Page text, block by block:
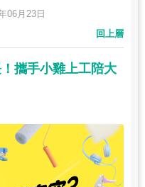
06月23日
回上層
攜手小雞上工陪大